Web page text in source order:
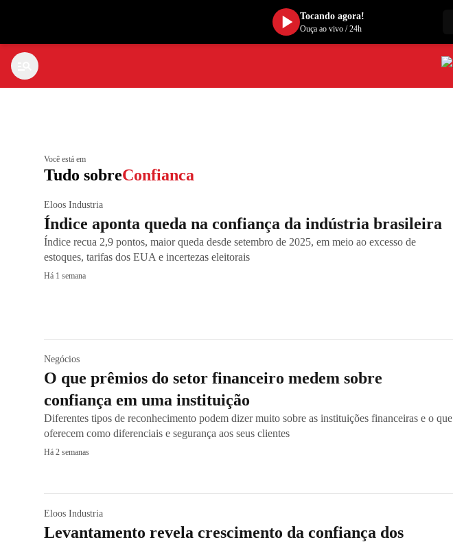
Você está em
Tudo sobreConfianca
Eloos Industria
Índice aponta queda na confiança da indústria brasileira
Índice recua 2,9 pontos, maior queda desde setembro de 2025, em meio ao excesso de
estoques, tarifas dos EUA e incertezas eleitorais
Há 1 semana
Negócios
O que prêmios do setor financeiro medem sobre
confiança em uma instituição
Diferentes tipos de reconhecimento podem dizer muito sobre as instituições financeiras e o que
oferecem como diferenciais e segurança aos seus clientes
Há 2 semanas
Eloos Industria
Levantamento revela crescimento da confiança dos
Tocando agora!
Ouça ao vivo/24h